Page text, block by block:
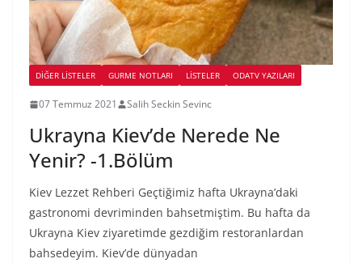
DIĞER LISTELER GURME NOTLARI LİSTELER ODATV YAZILARI
07 Temmuz 2021 Salih Seckin Sevinc
Ukrayna Kiev’de Nerede Ne
Yenir? -1.Bölüm
Kiev Lezzet Rehberi Geçtiğimiz hafta Ukrayna’daki
gastronomi devriminden bahsetmiştim. Bu hafta da
Ukrayna Kiev ziyaretimde gezdiğim restoranlardan
bahsedeyim. Kiev’de dünyadan